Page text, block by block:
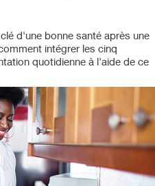
d'une bonne santé après une
intégrer les cinq
quotidienne à l'aide de ce